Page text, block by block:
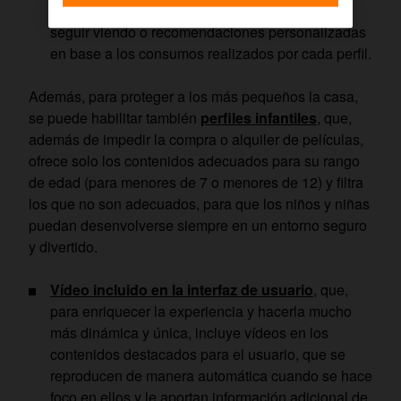
visualizaciones, su contenido disponible para
seguir viendo o recomendaciones personalizadas
en base a los consumos realizados por cada perfil.
Además, para proteger a los más pequeños la casa,
se puede habilitar también perfiles infantiles, que,
además de impedir la compra o alquiler de películas,
ofrece solo los contenidos adecuados para su rango
de edad (para menores de 7 o menores de 12) y filtra
los que no son adecuados, para que los niños y niñas
puedan desenvolverse siempre en un entorno seguro
y divertido.
Vídeo incluido en la interfaz de usuario, que,
para enriquecer la experiencia y hacerla mucho
más dinámica y única, incluye vídeos en los
contenidos destacados para el usuario, que se
reproducen de manera automática cuando se hace